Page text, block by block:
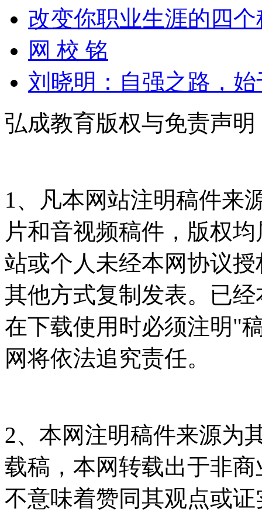
改变你职业生涯的四个
网 校 铭
刘晓明：自强之路，
弘成教育版权与免责声明
1、凡本网站注明稿件来
片和音视频稿件，版权
站或个人未经本网协议
其他方式复制发表。已
在下载使用时必须注明"
网将依法追究责任。
2、本网注明稿件来源为
载稿，本网转载出于非
不意味着赞同其观点或